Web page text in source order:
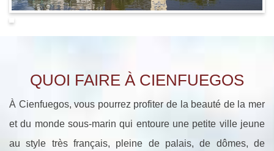
QUOI FAIRE À CIENFUEGOS
À Cienfuegos, vous pourrez profiter de la beauté de la mer
et du monde sous-marin qui entoure une petite ville jeune
au style très français, pleine de palais, de dômes, de